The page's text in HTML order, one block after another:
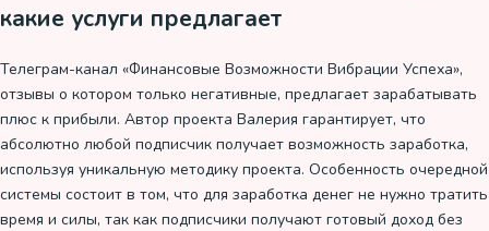
какие услуги предлагает
Телеграм-канал «Финансовые Возможности Вибрации Успеха»,
отзывы о котором только негативные, предлагает зарабатывать
плюс к прибыли. Автор проекта Валерия гарантирует, что
абсолютно любой подписчик получает возможность заработка,
используя уникальную методику проекта. Особенность очередной
системы состоит в том, что для заработка денег не нужно тратить
время и силы, так как подписчики получают готовый доход без